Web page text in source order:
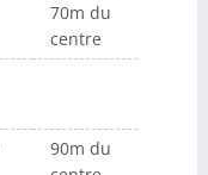
70m du
centre
90m du